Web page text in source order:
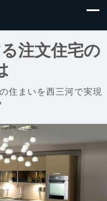
注文住宅の
住まいを西三河で実現